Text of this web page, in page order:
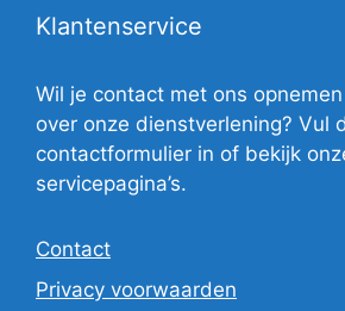
Klantenservice
Wil je contact met ons
over onze dienstverlening? Vul
contactformulier in of bekijk
servicepagina’s.
Contact
Privacy voorwaarden